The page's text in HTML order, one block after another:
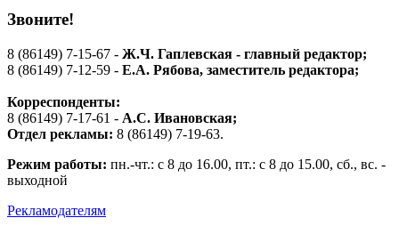
Звоните!
8 (86149) 7-15-67 - Ж.Ч. Гаплевская - главный редактор;
8 (86149) 7-12-59 - Е.А. Рябова, заместитель редактора;
Корреспонденты:
8 (86149) 7-17-61 - А.С. Ивановская;
Отдел рекламы: 8 (86149) 7-19-63.
Режим работы: пн.-чт.: с 8 до 16.00, пт.: с 8 до 15.00, сб., вс. -
выходной
Рекламодателям